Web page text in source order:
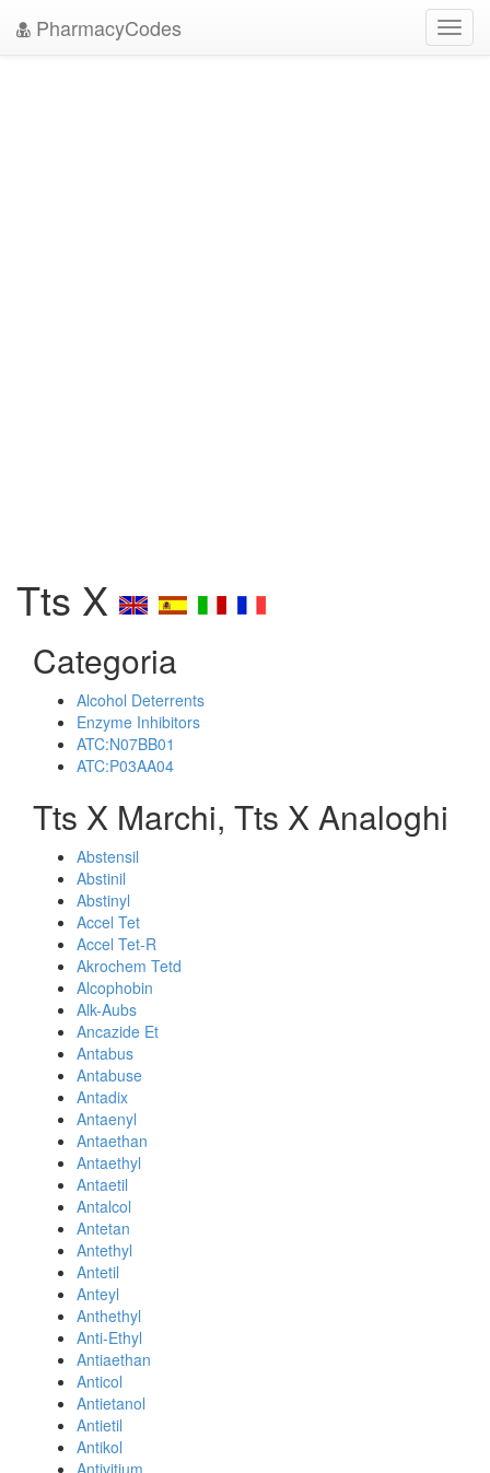
PharmacyCodes
Tts X
Categoria
Alcohol Deterrents
Enzyme Inhibitors
ATC:N07BB01
ATC:P03AA04
Tts X Marchi, Tts X Analoghi
Abstensil
Abstinil
Abstinyl
Accel Tet
Accel Tet-R
Akrochem Tetd
Alcophobin
Alk-Aubs
Ancazide Et
Antabus
Antabuse
Antadix
Antaenyl
Antaethan
Antaethyl
Antaetil
Antalcol
Antetan
Antethyl
Antetil
Anteyl
Anthethyl
Anti-Ethyl
Antiaethan
Anticol
Antietanol
Antietil
Antikol
Antivitium